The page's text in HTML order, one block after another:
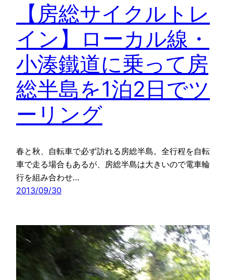
【房総サイクルトレ
イン】ローカル線・
小湊鐵道に乗って房
総半島を1泊2日でツ
ーリング
春と秋、自転車で必ず訪れる房総半島。全行程を自転
車で走る場合もあるが、房総半島は大きいので電車輪
行を組み合わせ…
2013/09/30